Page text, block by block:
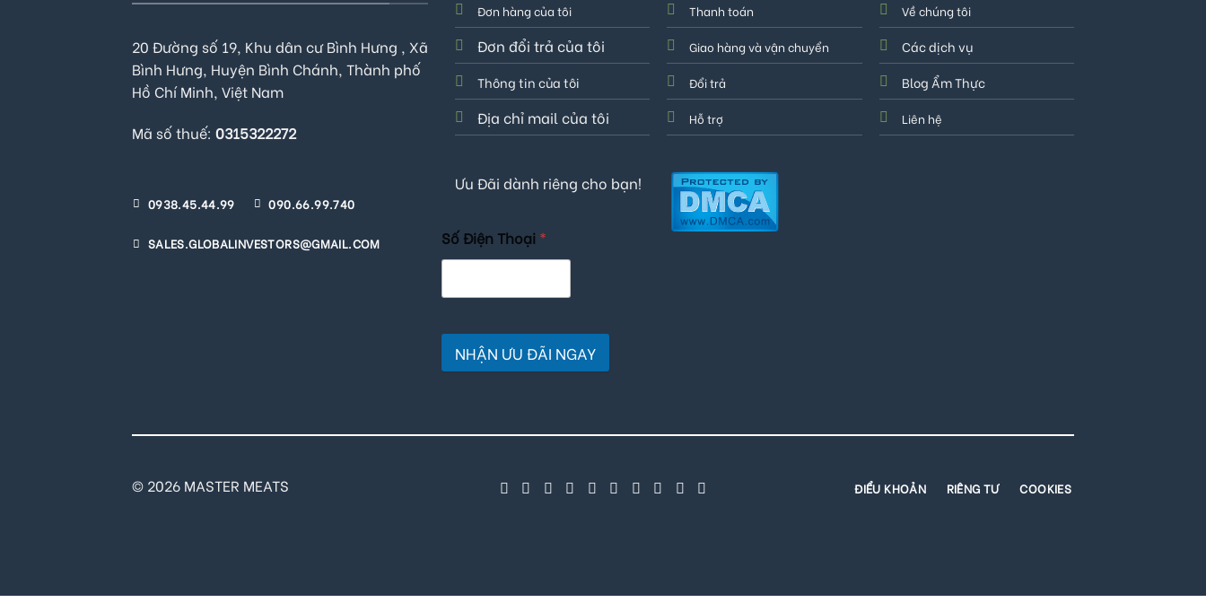
20 Đường số 19, Khu dân cư Bình Hưng , Xã
Bình Hưng, Huyện Bình Chánh, Thành phố
Hồ Chí Minh, Việt Nam
Mã số thuế: 0315322272
0938.45.44.99 090.66.99.740
SALES.GLOBALINVESTORS@GMAIL.COM
Đơn hàng của tôi
Đơn đổi trả của tôi
Thông tin của tôi
Địa chỉ mail của tôi
Thanh toán
Giao hàng và vận chuyển
Đổi trả
Hỗ trợ
Về chúng tôi
Các dịch vụ
Blog Ẩm Thực
Liên hệ
Ưu Đãi dành riêng cho bạn!
Số Điện Thoại *
NHẬN ƯU ĐÃI NGAY
© 2026 MASTER MEATS ĐIỂU KHOẢN RIÊNG TƯ COOKIES